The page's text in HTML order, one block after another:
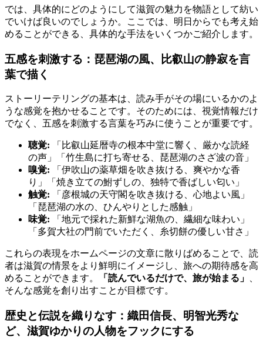
では、具体的にどのようにして滋賀の魅力を物語として紡い
でいけば良いのでしょうか。ここでは、明日からでも考え始
めることができる、具体的な手法をいくつかご紹介します。
五感を刺激する ：琵琶湖の風、比叡山の静寂を言
葉で描く
ストーリーテリングの基本は、読み手がその場にいるかのよ
うな感覚を抱かせることです。そのためには、視覚情報だけ
でなく、五感を刺激する言葉を巧みに使うことが重要です。
聴覚: 「比叡山延暦寺の根本中堂に響く、厳かな読経
の声」「竹生島に打ち寄せる、琵琶湖のさざ波の音」
嗅覚: 「伊吹山の薬草畑を吹き抜ける、爽やかな香
り」「焼き立ての鮒ずしの、独特で香ばしい匂い」
触覚: 「彦根城の天守閣を吹き抜ける、心地よい風」
「琵琶湖の水の、ひんやりとした感触」
味覚: 「地元で採れた新鮮な湖魚の、繊細な味わい」
「多賀大社の門前でいただく、糸切餅の優しい甘さ」
これらの表現をホームページの文章に散りばめることで、読
者は滋賀の情景をより鮮明にイメージし、旅への期待感を高
めることができます。
「読んでいるだけで、旅が始まる」
そんな感覚を創り出すことが目標です。
歴史と伝説を織りなす ：織田信長、明智光秀な
ど、滋賀ゆかりの人物をフックにする